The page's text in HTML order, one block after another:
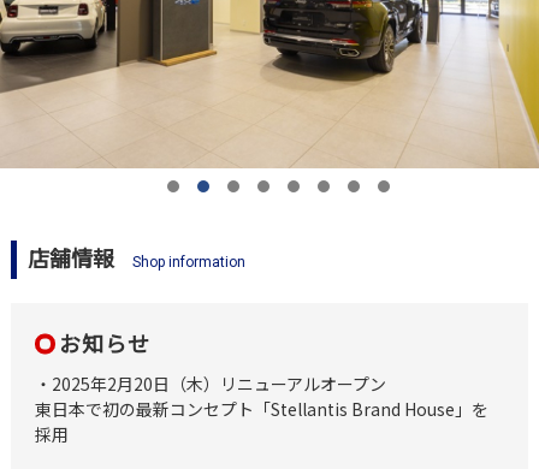
店舗情報 Shop information
お知らせ
・2025年2月20日（木）リニューアルオープン
東日本で初の最新コンセプト「Stellantis Brand House」を
採用